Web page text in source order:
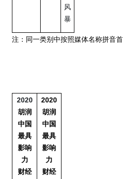
风
暴
注：同一类别中按照媒体名称拼音
2020
胡润
中国
最具
影响
力
财经
2020
胡润
中国
最具
影响
力
财经